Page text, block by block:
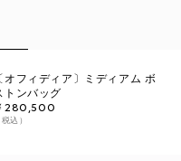
〔オフィディア〕ミディアム ボ
トンバッグ
280,500
税込）